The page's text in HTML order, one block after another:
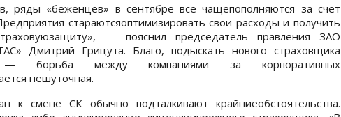
ряды «беженцев» в сентябре все чащепополняются за счет
стараютсяоптимизировать свои расходы и получить
— пояснил председатель правления ЗАО
Дмитрий Грицута. Благо, подыскать нового страховщика
— борьба между компаниями за корпоративных
нешуточная.
к смене СК обычно подталкивают крайниеобстоятельства.